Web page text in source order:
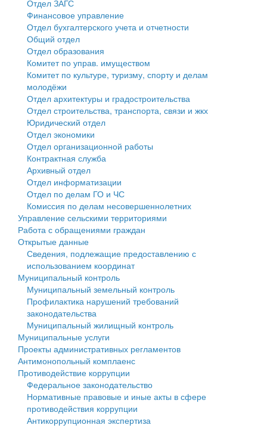
Государственные услуги
Промышленность и АПК
Экономика и бизнес
Символика
Устав
Гостям округа
Туризм
Культура
Образование
Здравоохранение
Социальная защита
Фотоальбом
муниципального округа Тверской области
Администрация Кашинского муниципального округа
Тверской области
Управление сельскими территориями
Открытые данные
Работа с обращениями граждан
Муниципальный контроль
Муниципальные услуги
Проекты административных регламентов
Антимонопольный комплаенс
Противодействие коррупции
Финансовое управление
Бюджет для граждан
Имущество
Выявление правообладателей ранее учтенных
объектов недвижимости
Имущественная поддержка субъектов малого и
среднего предпринимательства
Информационная поддержка субъектов малого и
среднего предпринимательства
Муниципальные программы
Контрольно-счетная палата
Персональные данные
Оценка регулирующего воздействия
Деятельность МУ
Нормативы градостроительного проектирования
Правила землепользования и застройки
Генеральные планы
Проекты планировки территории
Отдел ЗАГС
Финансовое управление
Отдел бухгалтерского учета и отчетности
Общий отдел
Отдел образования
Комитет по управ. имуществом
Комитет по культуре, туризму, спорту и делам
молодёжи
Отдел архитектуры и градостроительства
Отдел строительства, транспорта, связи и жкх
Юридический отдел
Отдел экономики
Отдел организационной работы
Контрактная служба
Архивный отдел
Отдел информатизации
Отдел по делам ГО и ЧС
Комиссия по делам несовершеннолетних
Управление сельскими территориями
Работа с обращениями граждан
Открытые данные
Сведения, подлежащие предоставлению с
использованием координат
Муниципальный контроль
Муниципальный земельный контроль
Профилактика нарушений требований
законодательства
Муниципальный жилищный контроль
Муниципальные услуги
Проекты административных регламентов
Антимонопольный комплаенс
Противодействие коррупции
Федеральное законодательство
Нормативные правовые и иные акты в сфере
противодействия коррупции
Антикоррупционная экспертиза